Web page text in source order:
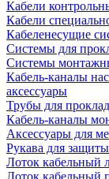
Кабели
Кабели
Кабеленесущие
Системы для
Системы
Кабель-каналы
аксессуары
Трубы для
Кабель-каналы
Аксессуары для
Рукава для
Лоток кабельный
Лоток кабельный